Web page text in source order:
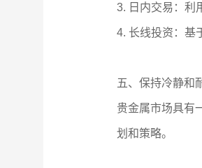
3. 日内交易：利
4. 长线投资：基
五、保持冷静和
贵金属市场具有
划和策略。